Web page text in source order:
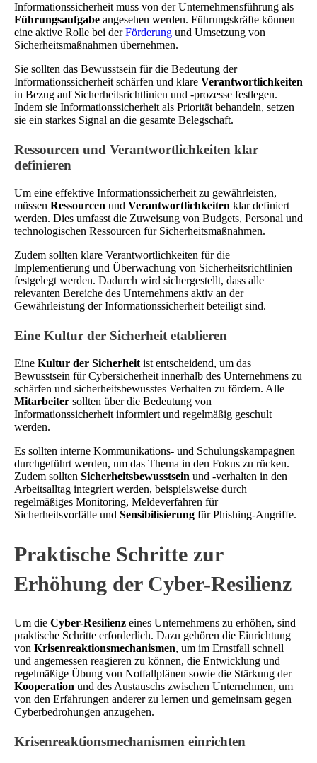
Informationssicherheit muss von der Unternehmensführung als
Führungsaufgabe angesehen werden. Führungskräfte können
eine aktive Rolle bei derFörderung und Umsetzung von
Sicherheitsmaßnahmen übernehmen.
Sie sollten das Bewusstsein für die Bedeutung der
Informationssicherheit schärfen und klare Verantwortlichkeiten
in Bezug auf Sicherheitsrichtlinien und -prozesse festlegen.
Indem sie Informationssicherheit als Priorität behandeln, setzen
sie ein starkes Signal an die gesamte Belegschaft.
Ressourcen und Verantwortlichkeiten klar
definieren
Um eine effektive Informationssicherheit zu gewährleisten,
müssen Ressourcen und Verantwortlichkeiten klar definiert
werden. Dies umfasst die Zuweisung von Budgets, Personal und
technologischen Ressourcen für Sicherheitsmaßnahmen.
Zudem sollten klare Verantwortlichkeiten für die
Implementierung und Überwachung von Sicherheitsrichtlinien
festgelegt werden. Dadurch wird sichergestellt, dass alle
relevanten Bereiche des Unternehmens aktiv an der
Gewährleistung der Informationssicherheit beteiligt sind.
Eine Kultur der Sicherheit etablieren
Eine Kultur der Sicherheit ist entscheidend, um das
Bewusstsein für Cybersicherheit innerhalb des Unternehmens zu
schärfen und sicherheitsbewusstes Verhalten zu fördern. Alle
Mitarbeiter sollten über die Bedeutung von
Informationssicherheit informiert und regelmäßig geschult
werden.
Es sollten interne Kommunikations- und Schulungskampagnen
durchgeführt werden, um das Thema in den Fokus zu rücken.
Zudem sollten Sicherheitsbewusstsein und -verhalten in den
Arbeitsalltag integriert werden, beispielsweise durch
regelmäßiges Monitoring, Meldeverfahren für
Sicherheitsvorfälle und Sensibilisierung für Phishing-Angriffe.
Praktische Schritte zur
Erhöhung der Cyber-Resilienz
Um die Cyber-Resilienz eines Unternehmens zu erhöhen, sind
praktische Schritte erforderlich. Dazu gehören die Einrichtung
von Krisenreaktionsmechanismen, um im Ernstfall schnell
und angemessen reagieren zu können, die Entwicklung und
regelmäßige Übung von Notfallplänen sowie die Stärkung der
Kooperation und des Austauschs zwischen Unternehmen, um
von den Erfahrungen anderer zu lernen und gemeinsam gegen
Cyberbedrohungen anzugehen.
Krisenreaktionsmechanismen einrichten